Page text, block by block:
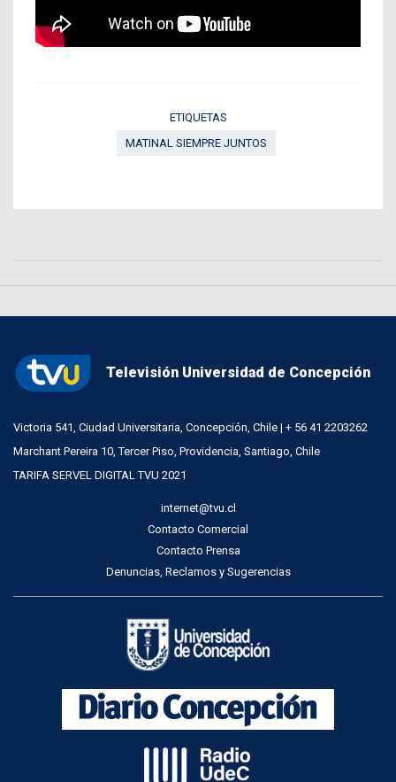
ETIQUETAS
MATINAL SIEMPRE JUNTOS
Televisión Universidad de Concepción
Victoria 541, Ciudad Universitaria, Concepción, Chile | + 56 41 2203262
Marchant Pereira 10, Tercer Piso, Providencia, Santiago, Chile
TARIFA SERVEL DIGITAL TVU 2021
internet@tvu.cl
Contacto Comercial
Contacto Prensa
Denuncias, Reclamos y Sugerencias